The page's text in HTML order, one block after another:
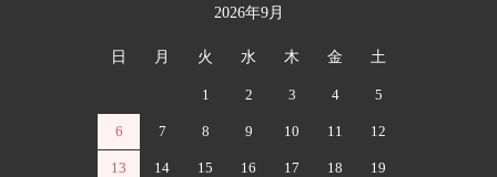
2026年9月
日 月 火 水 木 金 土
1 2 3 4 5
6 7 8 9 10 11 12
13 14 15 16 17 18 19